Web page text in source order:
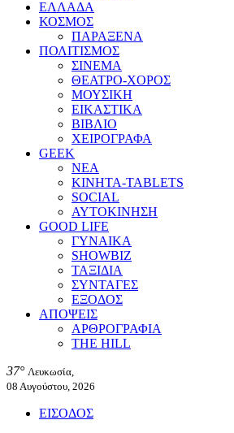
ΕΛΛΑΔΑ
ΚΟΣΜΟΣ
ΠΑΡΑΞΕΝΑ
ΠΟΛΙΤΙΣΜΟΣ
ΣΙΝΕΜΑ
ΘΕΑΤΡΟ-ΧΟΡΟΣ
ΜΟΥΣΙΚΗ
ΕΙΚΑΣΤΙΚΑ
ΒΙΒΛΙΟ
ΧΕΙΡΟΓΡΑΦΑ
GEEK
ΝΕΑ
ΚΙΝΗΤΑ-TABLETS
SOCIAL
ΑΥΤΟΚΙΝΗΣΗ
GOOD LIFE
ΓΥΝΑΙΚΑ
SHOWBIZ
ΤΑΞΙΔΙΑ
ΣΥΝΤΑΓΕΣ
ΕΞΟΔΟΣ
ΑΠΟΨΕΙΣ
ΑΡΘΡΟΓΡΑΦΙΑ
THE HILL
37° Λευκωσία,
08 Αυγούστου, 2026
ΕΙΣΟΔΟΣ